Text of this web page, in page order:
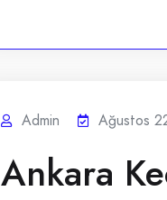
Admin Ağustos
Ankara